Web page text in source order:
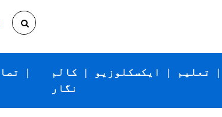
|
کالم
نگار
| ایکسکلوزیو | تعلیم |